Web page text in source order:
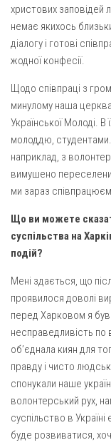
Комісії
Катехитична
Комісія у
Комісія з
Спільноти
Квіти
Харківщина
Сумщина
Оголошення
Трансляції
христових
немає якихось
діалогу і готові
жодної конфесії.
Щодо співпраці з
минулому наша
Української Молоді. В
молоддю,
наприклад, з
вимушено
ми зараз
Що ви можете
суспільства на
подій?
Мені здається, що
проявилося доволі
перед Харковом я був
несправедливість
об’єднала киян для
правду і чисто
спонукали наше
волонтерський рух,
суспільство в
буде розвиватися,